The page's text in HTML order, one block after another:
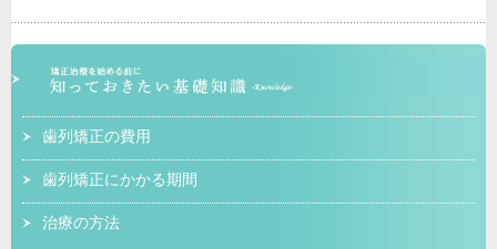
歯列矯正の費用
歯列矯正にかかる期間
治療の方法